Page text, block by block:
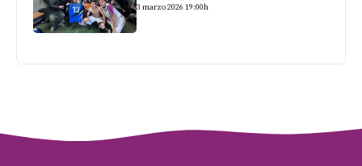
3 marzo 2026 19:00h